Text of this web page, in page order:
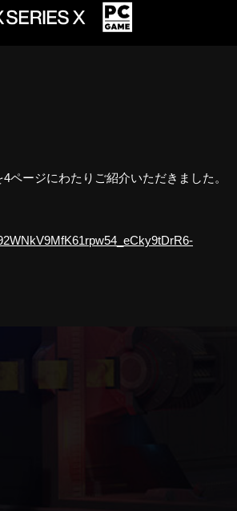
ージにわたりご紹介いただきました。